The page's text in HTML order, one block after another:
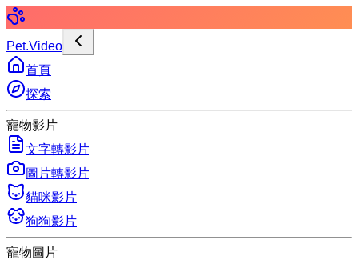
Pet.Video
首頁
探索
寵物影片
文字轉影片
圖片轉影片
貓咪影片
狗狗影片
寵物圖片